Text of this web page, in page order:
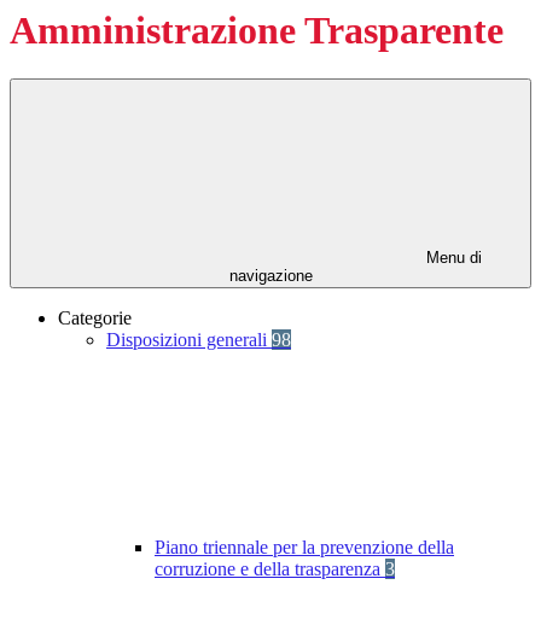
Amministrazione Trasparente
Menu di
navigazione
Categorie
Disposizioni generali 98
Piano triennale per la prevenzione della
corruzione e della trasparenza 3